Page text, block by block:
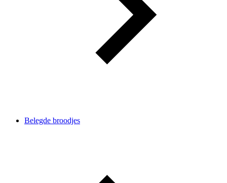
Belegde broodjes